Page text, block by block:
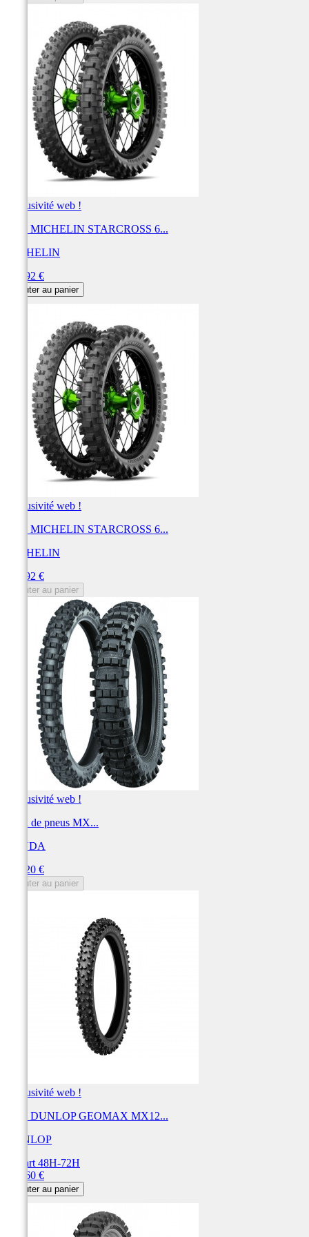
Exclusivité web !
Pneu MICHELIN STARCROSS 6...
MICHELIN
154,92 €
Ajouter au panier
Exclusivité web !
Pneu MICHELIN STARCROSS 6...
MICHELIN
154,92 €
Ajouter au panier
Exclusivité web !
Train de pneus MX...
KENDA
154,20 €
Ajouter au panier
Exclusivité web !
Pneu DUNLOP GEOMAX MX12...
DUNLOP
Départ 48H-72H
153,60 €
Ajouter au panier